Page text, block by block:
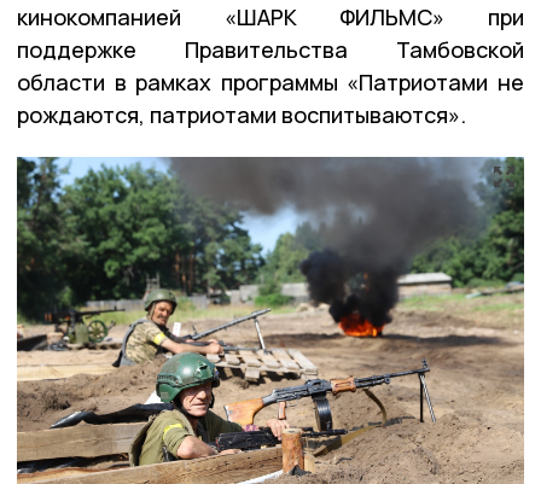
кинокомпанией «ШАРК ФИЛЬМС» при
поддержке Правительства Тамбовской
области в рамках программы «Патриотами не
рождаются, патриотами воспитываются».